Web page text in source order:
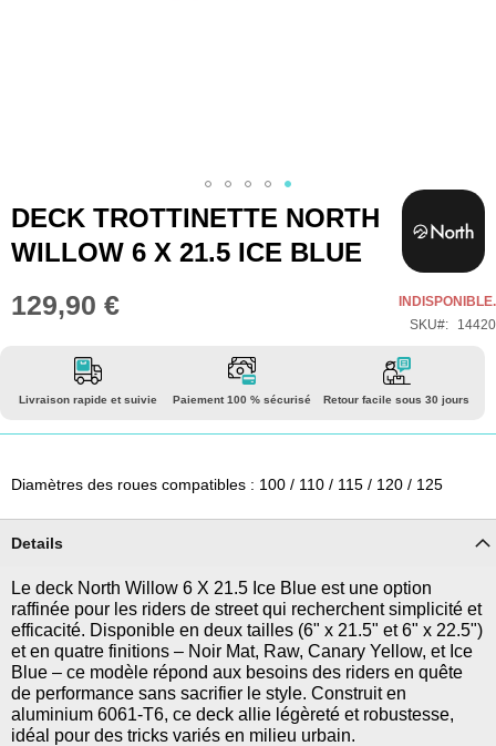
Skip
to
the
beginning
of
gallery
DECK TROTTINETTE NORTH
WILLOW 6 X 21.5 ICE BLUE
129,90 €
INDISPONIBLE.
SKU
14420
Livraison rapide et suivie Paiement 100 % sécurisé Retour facile sous 30 jours
Diamètres des roues compatibles : 100 / 110 / 115 / 120 / 125
Details
Le deck North Willow 6 X 21.5 Ice Blue est une option
raffinée pour les riders de street qui recherchent simplicité et
efficacité. Disponible en deux tailles (6" x 21.5" et 6" x 22.5")
et en quatre finitions – Noir Mat, Raw, Canary Yellow, et Ice
Blue – ce modèle répond aux besoins des riders en quête
de performance sans sacrifier le style. Construit en
aluminium 6061-T6, ce deck allie légèreté et robustesse,
idéal pour des tricks variés en milieu urbain.